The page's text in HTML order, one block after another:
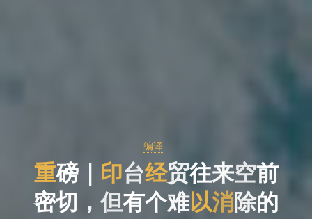
编译
重磅｜｜印台经贸往来空
空前
前
密切 ，但有个难
难以消除的